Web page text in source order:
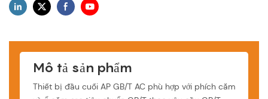
Mô tả sản phẩm
Thiết bị đầu cuối AP GB/T AC phù hợp với phích cắm